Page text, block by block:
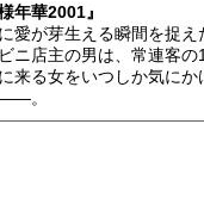
年華2001』
愛が芽生える瞬間を捉
ニ店主の男は、常連客
来る女をいつしか気に
。